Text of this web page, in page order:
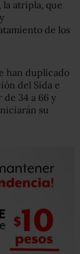
atripla, que
de los
han duplicado
del Sida e
de 34 a 66 y
su